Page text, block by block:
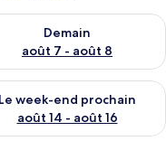
6 - août 7
Demain
août 7 - août 8
la disponibilité pour
août 7 - août 9
Le week-end prochain
août 14 - août 16
la disponibilité pour